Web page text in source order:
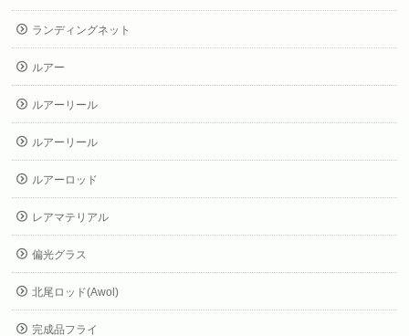
ランディングネット
ルアー
ルアーリール
ルアーリール
ルアーロッド
レアマテリアル
偏光グラス
北尾ロッド(Awol)
完成品フライ